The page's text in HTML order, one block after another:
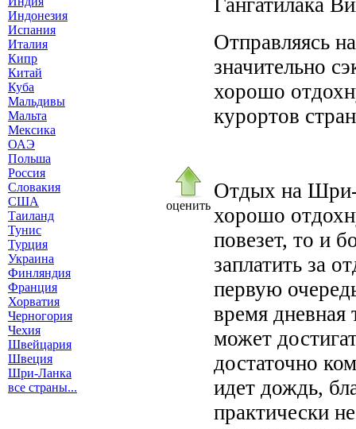
Индонезия
Испания
Италия
Кипр
Китай
Куба
Мальдивы
Мальта
Мексика
ОАЭ
Польша
Россия
Словакия
США
Таиланд
Тунис
Турция
Украина
Финляндия
Франция
Хорватия
Черногория
Чехия
Швейцария
Швеция
Шри-Ланка
все страны...
Отправляясь
значительно
хорошо
курортов
оценить
Отдых на Шри-
хорошо
повезет, то и
заплатить за
первую
время дневная
может
достаточно
идет дождь,
практически